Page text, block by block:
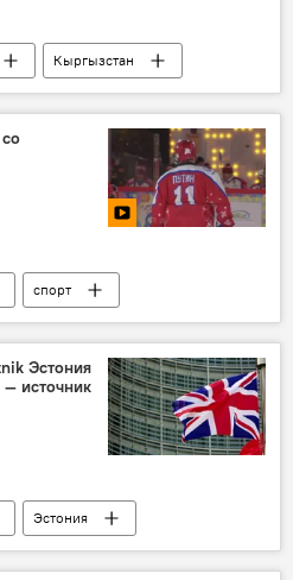
Кыргызстан
спорт
Мультимедиа
Эстония
— источник
Эстония
Политика